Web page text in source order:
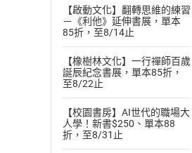
【啟動文化】翻轉思維的練習
－《利他》延伸書展，單本
85折，至8/14止
【橡樹林文化】一行禪師百歲
誕辰紀念書展，單本85折，
至8/22止
【校園書房】AI世代的職場大
人學！新書$250、單本88
折，至8/31止